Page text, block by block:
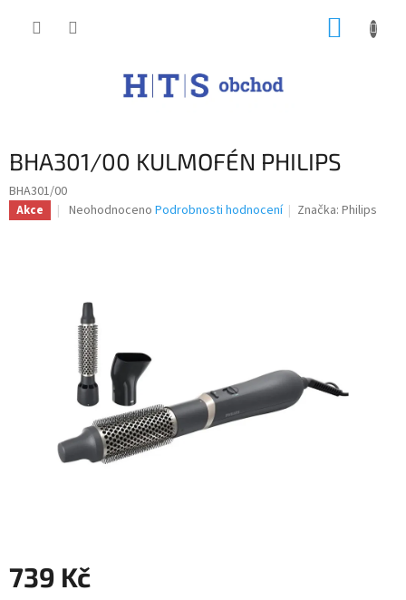
BHA301/00 KULMOFÉN PHILIPS
BHA301/00
Akce
Průměrné
hvězdiček.
Neohodnoceno Podrobnosti hodnocení Značka:Philips
739 Kč